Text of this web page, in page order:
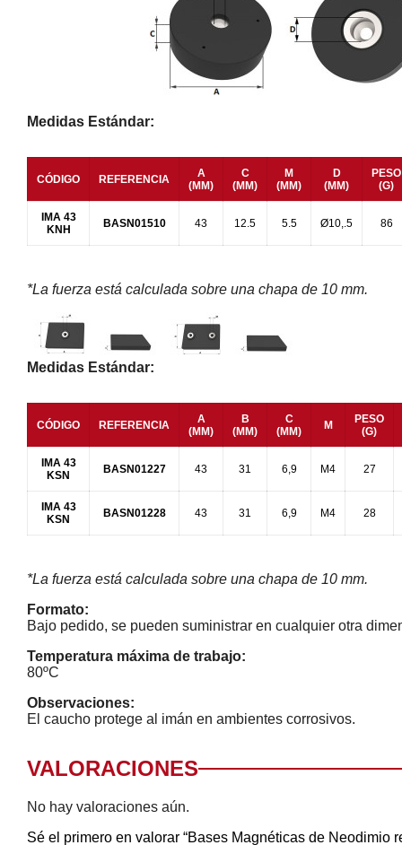
Medidas Estándar:
CÓDIGO REFERENCIA
A
(MM)
C
(MM)
M
(MM)
D
(MM)
PESO
(G)
IMA 43
KNH
BASN01510 43 12.5 5.5 Ø10,.5 86
*La fuerza está calculada sobre una chapa de 10 mm.
Medidas Estándar:
CÓDIGO REFERENCIA
A
(MM)
B
(MM)
C
(MM)
M
PESO
(G)
IMA 43
KSN
BASN01227 43 31 6,9 M4 27
IMA 43
KSN
BASN01228 43 31 6,9 M4 28
*La fuerza está calculada sobre una chapa de 10 mm.
Formato:
Bajo pedido, se pueden suministrar en cualquier otra
Temperatura máxima de trabajo:
80ºC
Observaciones:
El caucho protege al imán en ambientes corrosivos.
VALORACIONES
No hay valoraciones aún.
Sé el primero en valorar “Bases Magnéticas de Neodimio